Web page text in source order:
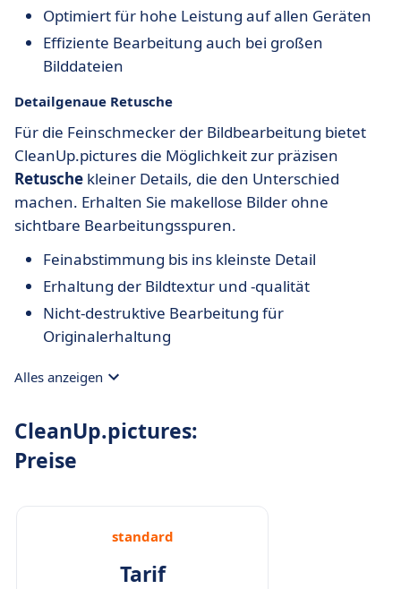
Optimiert für hohe Leistung auf allen Geräten
Effiziente Bearbeitung auch bei großen
Bilddateien
Detailgenaue Retusche
Für die Feinschmecker der Bildbearbeitung bietet
CleanUp.pictures die Möglichkeit zur präzisen
Retusche kleiner Details, die den Unterschied
machen. Erhalten Sie makellose Bilder ohne
sichtbare Bearbeitungsspuren.
Feinabstimmung bis ins kleinste Detail
Erhaltung der Bildtextur und -qualität
Nicht-destruktive Bearbeitung für
Originalerhaltung
Alles anzeigen
CleanUp.pictures:
Preise
standard
Tarif